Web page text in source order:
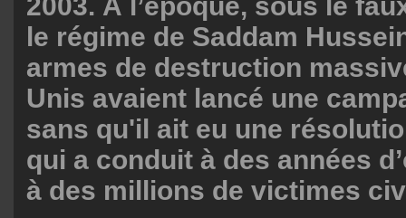
2003. À l’époque, sous le
le régime de Saddam
armes de destruction
Unis avaient lancé une
sans qu'il ait eu une
qui a conduit à des années
à des millions de victimes